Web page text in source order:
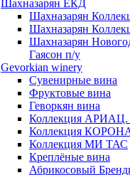
Шахназарян ЕКД
Шахназарян
Шахназарян
Шахназарян
Гаясон п/у
Gevorkian winery
Сувенирные вина
Фруктовые вина
Геворкян вина
Коллекция
Коллекция
Коллекция МИ ТАС
Креплёные вина
Абрикосовый